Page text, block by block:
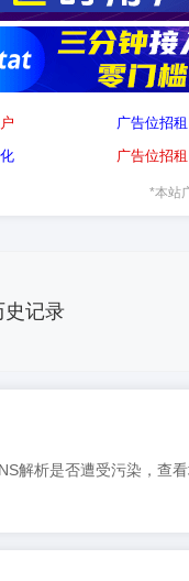
广告位招
广告位招
*本站
史记录
析是否遭受污染，查